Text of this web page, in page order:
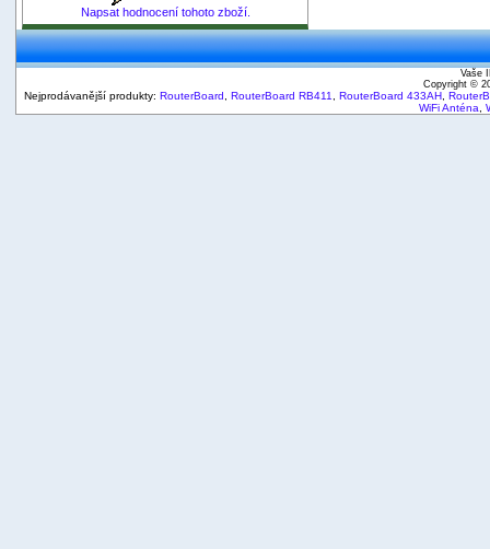
Napsat hodnocení tohoto zboží.
Vaše
Copyright ©
Nejprodávanější produkty: RouterBoard RouterBoard RB411 RouterBoard 433AH
WiFi Anténa